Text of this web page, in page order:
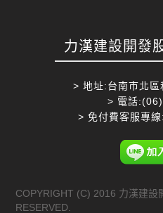
力漢建設開發
> 地址:台南市北
> 電話
> 免付費客服專
COPYRIGHT (C) 2016 力漢建設
RESERVED.